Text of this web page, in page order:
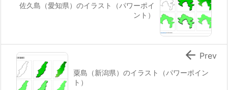
佐久島（愛知県）のイラスト（パワーポイ
ント）
粟島（新潟県）のイラスト（パワーポイン
ト）
 Prev